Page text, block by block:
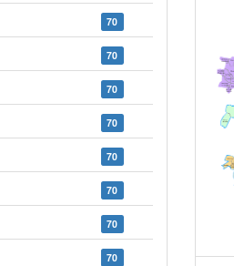
70
70
70
70
70
70
70
70